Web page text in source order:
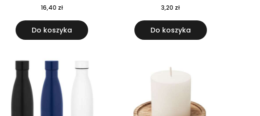
16,40 zł
Do koszyka
3,20 zł
Do koszyka